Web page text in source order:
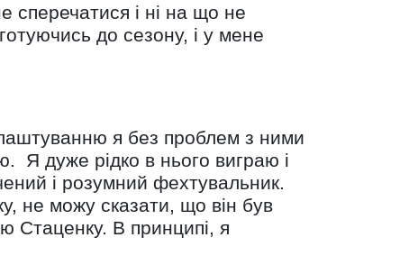
сперечатися і ні на що не
до сезону, і у мене
я без проблем з ними
Я дуже рідко в нього виграю і
і розумний фехтувальник.
не можу сказати, що він був
Стаценку. В принципі, я